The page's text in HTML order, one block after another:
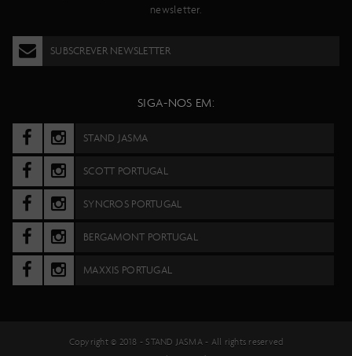
newsletter.
SUBSCREVER NEWSLETTER
SIGA-NOS EM:
STAND JASMA
SCOTT PORTUGAL
SYNCROS PORTUGAL
BERGAMONT PORTUGAL
MAXXIS PORTUGAL
Copyright © 2018 -STAND JASMA- All rights reserved